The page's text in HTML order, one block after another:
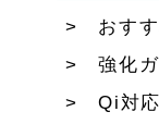
おす
強化
Qi対